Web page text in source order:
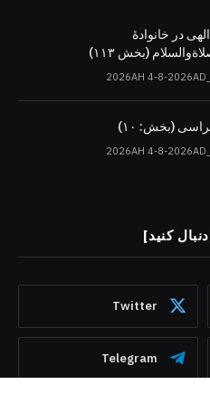
در خانوادۀ
(بخش ۱۱۳)
(بخش: ۱۰)
کنید]
Twitter
Telegram